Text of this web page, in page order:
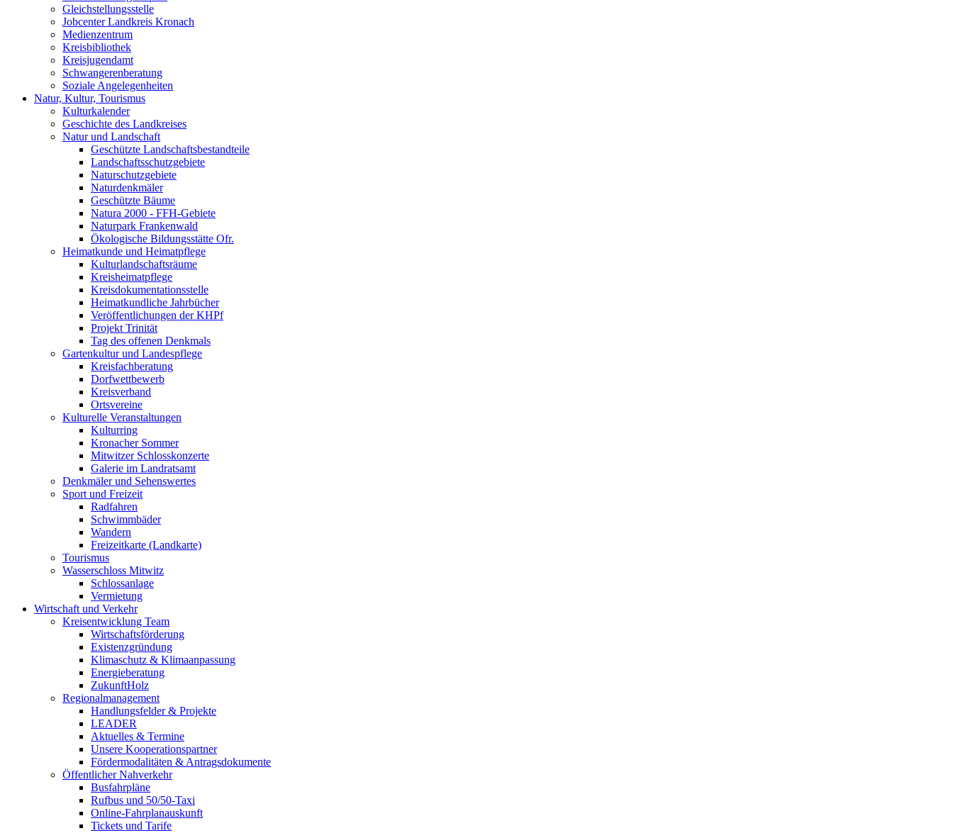
Gleichstellungsstelle
Jobcenter Landkreis Kronach
Medienzentrum
Kreisbibliothek
Kreisjugendamt
Schwangerenberatung
Soziale Angelegenheiten
Natur, Kultur, Tourismus
Kulturkalender
Geschichte des Landkreises
Natur und Landschaft
Geschützte Landschaftsbestandteile
Landschaftsschutzgebiete
Naturschutzgebiete
Naturdenkmäler
Geschützte Bäume
Natura 2000 - FFH-Gebiete
Naturpark Frankenwald
Ökologische Bildungsstätte Ofr.
Heimatkunde und Heimatpflege
Kulturlandschaftsräume
Kreisheimatpflege
Kreisdokumentationsstelle
Heimatkundliche Jahrbücher
Veröffentlichungen der KHPf
Projekt Trinität
Tag des offenen Denkmals
Gartenkultur und Landespflege
Kreisfachberatung
Dorfwettbewerb
Kreisverband
Ortsvereine
Kulturelle Veranstaltungen
Kulturring
Kronacher Sommer
Mitwitzer Schlosskonzerte
Galerie im Landratsamt
Denkmäler und Sehenswertes
Sport und Freizeit
Radfahren
Schwimmbäder
Wandern
Freizeitkarte (Landkarte)
Tourismus
Wasserschloss Mitwitz
Schlossanlage
Vermietung
Wirtschaft und Verkehr
Kreisentwicklung Team
Wirtschaftsförderung
Existenzgründung
Klimaschutz & Klimaanpassung
Energieberatung
ZukunftHolz
Regionalmanagement
Handlungsfelder & Projekte
LEADER
Aktuelles & Termine
Unsere Kooperationspartner
Fördermodalitäten & Antragsdokumente
Öffentlicher Nahverkehr
Busfahrpläne
Rufbus und 50/50-Taxi
Online-Fahrplanauskunft
Tickets und Tarife